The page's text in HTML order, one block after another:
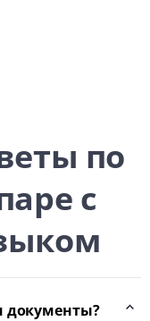
по
с
документы?